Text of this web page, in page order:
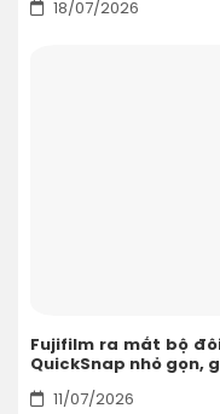
18/07/2026
Fujifilm ra mắt bộ
QuickSnap nhỏ gọn,
11/07/2026